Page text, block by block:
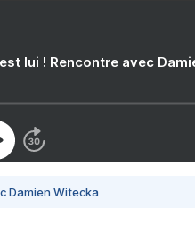
lui ! Rencontre avec
Damien Witecka